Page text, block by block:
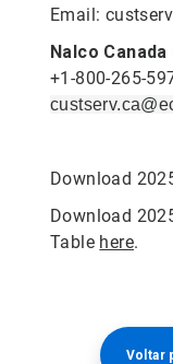
Email:
Nalco
+1-800-265-
Download
Download
Table here.
Voltar